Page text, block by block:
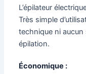
L’épilateur
Très simple
technique ni aucun
épilation.
Économique :